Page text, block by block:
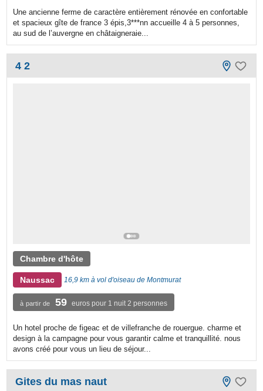
Une ancienne ferme de caractère entièrement rénovée en confortable
et spacieux gîte de france 3 épis,3***nn accueille 4 à 5 personnes,
au sud de l’auvergne en châtaigneraie...
4 2
Chambre d'hôte
Naussac 16,9 km à vol d'oiseau de Montmurat
à partir de 59 euros pour 1 nuit 2 personnes
Un hotel proche de figeac et de villefranche de rouergue. charme et
design à la campagne pour vous garantir calme et tranquillité. nous
avons créé pour vous un lieu de séjour...
Gites du mas naut